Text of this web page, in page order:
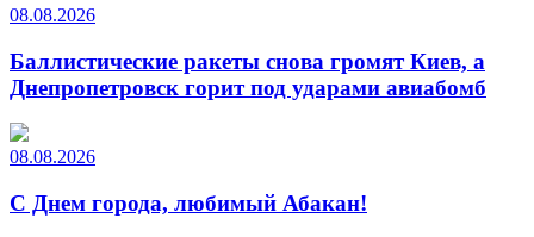
08.08.2026
Баллистические ракеты снова громят Киев, а
Днепропетровск горит под ударами авиабомб
08.08.2026
С Днем города, любимый Абакан!